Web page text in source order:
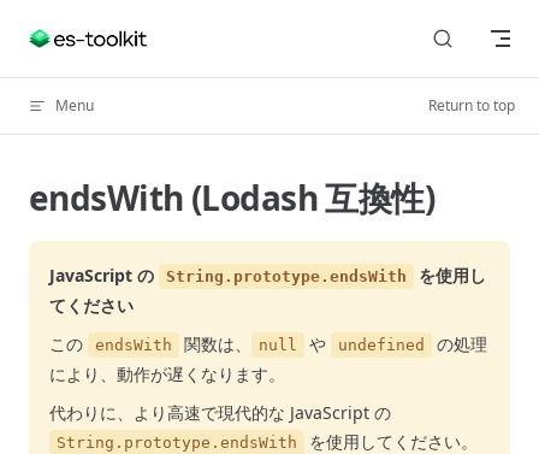
Skip to content
Menu Return to top
endsWith (Lodash 互換性)
JavaScript の String.prototype.endsWith
を使用し
てください
この
endsWith 関数は、 null や undefined
の処理
により、動作が遅くなります。
代わりに、より高速で現代的な JavaScript の
String.prototype.endsWith を使用してください。